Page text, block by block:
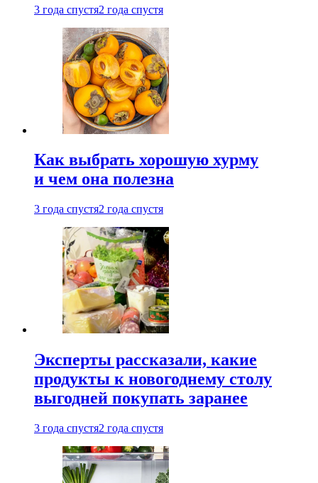
3 года спустя2 года спустя
Как выбрать хорошую хурму
и чем она полезна
3 года спустя2 года спустя
Эксперты рассказали, какие
продукты к новогоднему столу
выгодней покупать заранее
3 года спустя2 года спустя